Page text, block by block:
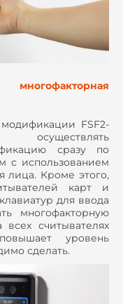
FSF2-
сразу по
с использованием
лица. Кроме этого,
карт и
для ввода
многофакторную
считывателях
уровень
сделать.